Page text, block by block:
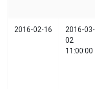
2016-02-16
2016-03-
02
11:00:00